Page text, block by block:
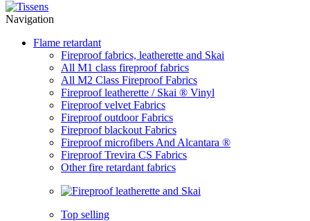
Navigation
Flame retardant
Fireproof fabrics, leatherette and Skai
All M1 class fireproof fabrics
All M2 Class Fireproof Fabrics
Fireproof leatherette / Skai ® Vinyl
Fireproof velvet Fabrics
Fireproof outdoor Fabrics
Fireproof blackout Fabrics
Fireproof microfibers And Alcantara ®
Fireproof Trevira CS Fabrics
Other fire retardant fabrics
Top selling